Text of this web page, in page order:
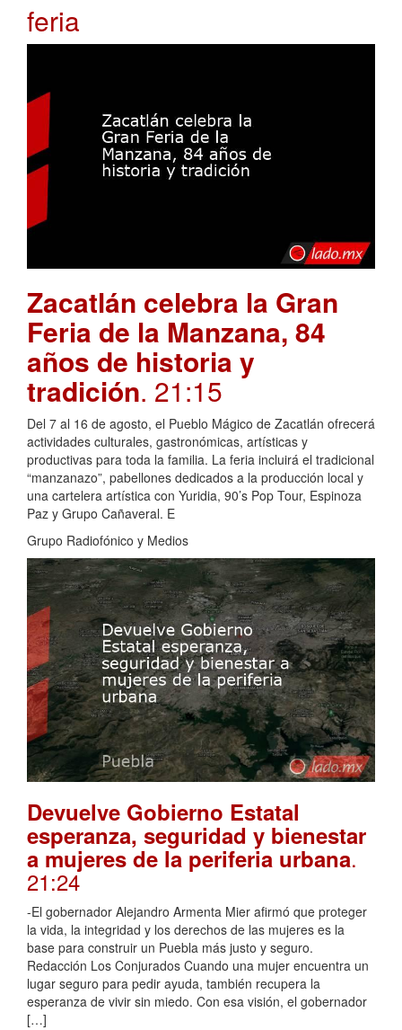
feria
Zacatlán celebra la Gran
Feria de la Manzana, 84
años de historia y
tradición. 21:15
Del 7 al 16 de agosto, el Pueblo Mágico de Zacatlán ofrecerá
actividades culturales, gastronómicas, artísticas y
productivas para toda la familia. La feria incluirá el tradicional
“manzanazo”, pabellones dedicados a la producción local y
una cartelera artística con Yuridia, 90’s Pop Tour, Espinoza
Paz y Grupo Cañaveral. E
Grupo Radiofónico y Medios
Devuelve Gobierno Estatal
esperanza, seguridad y bienestar
a mujeres de la periferia urbana.
21:24
-El gobernador Alejandro Armenta Mier afirmó que proteger
la vida, la integridad y los derechos de las mujeres es la
base para construir un Puebla más justo y seguro.
Redacción Los Conjurados Cuando una mujer encuentra un
lugar seguro para pedir ayuda, también recupera la
esperanza de vivir sin miedo. Con esa visión, el gobernador
[…]